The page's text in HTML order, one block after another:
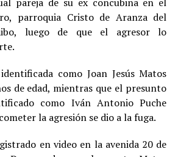
parroquia Cristo de Aranza del
luego de que el agresor lo
como Joan Jesús Matos
de edad, mientras que el presunto
como Iván Antonio Puche
la agresión se dio a la fuga.
en video en la avenida 20 de